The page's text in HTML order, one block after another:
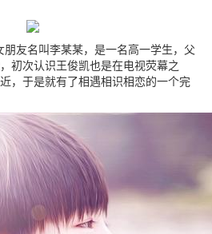
友名叫李某某，是一名高一学生，父
初次认识王俊凯也是在电视荧幕之
，于是就有了相遇相识相恋的一个完